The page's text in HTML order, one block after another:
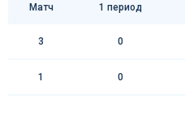
Матч 1 период
3 0
1 0